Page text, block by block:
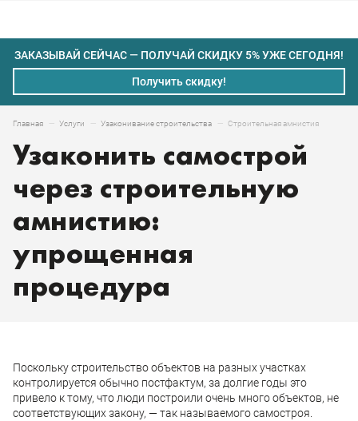
ЗАКАЗЫВАЙ СЕЙЧАС — ПОЛУЧАЙ СКИДКУ 5% УЖЕ СЕГОДНЯ!
Получить скидку!
Главная Услуги Узаконивание строительства Строительная амнистия
Узаконить самострой
через строительную
амнистию:
упрощенная
процедура
Поскольку строительство объектов на разных участках
контролируется обычно постфактум, за долгие годы это
привело к тому, что люди построили очень много объектов, не
соответствующих закону, — так называемого самостроя.